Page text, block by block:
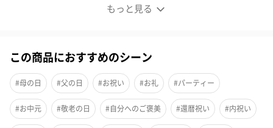
もっと見る
この商品におすすめのシーン
#母の日 #父の日 #お祝い #お礼 #パーティー
#お中元 #敬老の日 #自分へのご褒美 #還暦祝い #内祝い